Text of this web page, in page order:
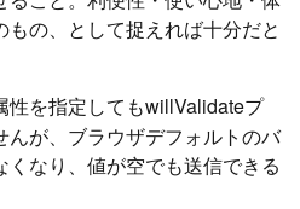
の、として捉えれば十分だと
性を指定してもwillValidateプ
んが、ブラウザデフォルトのバ
くなり、値が空でも送信できる